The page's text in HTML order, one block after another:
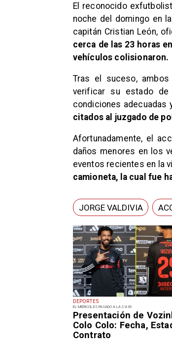
DEPORTES
EL MIÉRCOLES PASADO A LAS 9:35
Presentación de
Colo Colo: Fecha,
Contrato
El reconocido
noche del domingo en
capitán Cristian León,
cerca de las 23 horas
vehículos colisionaron.
Tras el suceso,
verificar su estado de
condiciones adecuadas
citados al juzgado de
Afortunadamente, el
daños menores en los
eventos recientes en la
camioneta, la cual fue
JORGE VALDIVIA